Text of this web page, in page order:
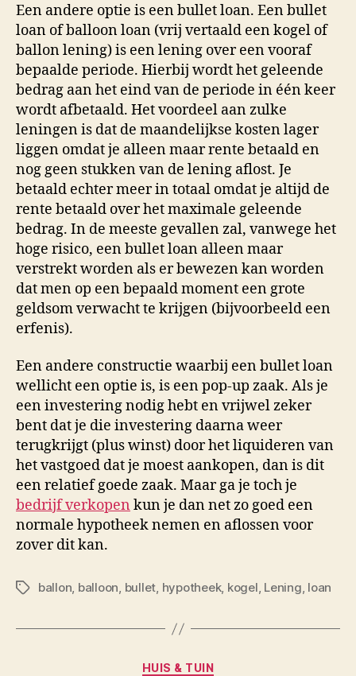
Een andere optie is een bullet loan. Een bullet
loan of balloon loan (vrij vertaald een kogel of
ballon lening) is een lening over een vooraf
bepaalde periode. Hierbij wordt het geleende
bedrag aan het eind van de periode in één keer
wordt afbetaald. Het voordeel aan zulke
leningen is dat de maandelijkse kosten lager
liggen omdat je alleen maar rente betaald en
nog geen stukken van de lening aflost. Je
betaald echter meer in totaal omdat je altijd de
rente betaald over het maximale geleende
bedrag. In de meeste gevallen zal, vanwege het
hoge risico, een bullet loan alleen maar
verstrekt worden als er bewezen kan worden
dat men op een bepaald moment een grote
geldsom verwacht te krijgen (bijvoorbeeld een
erfenis).
Een andere constructie waarbij een bullet loan
wellicht een optie is, is een pop-up zaak. Als je
een investering nodig hebt en vrijwel zeker
bent dat je die investering daarna weer
terugkrijgt (plus winst) door het liquideren van
het vastgoed dat je moest aankopen, dan is dit
een relatief goede zaak. Maar ga je toch je
bedrijf verkopen kun je dan net zo goed een
normale hypotheek nemen en aflossen voor
zover dit kan.
Tagsballon, balloon, bullet, hypotheek, kogel, Lening, loan
Categorieën
HUIS & TUIN